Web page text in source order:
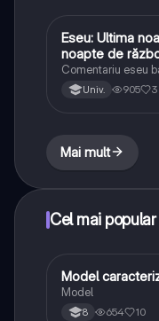
Limba și literatura
Eseu: Ultima
noapte de
Comentariu eseu
Univ. 905 3
Mai mult
Cel mai
Limba și literatura
Model
Model
8 654 10